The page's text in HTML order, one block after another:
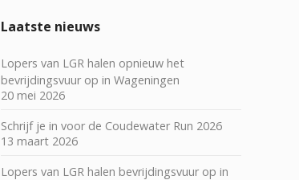
Laatste nieuws
Lopers van LGR halen opnieuw het
bevrijdingsvuur op in Wageningen
20 mei 2026
Schrijf je in voor de Coudewater Run 2026
13 maart 2026
Lopers van LGR halen bevrijdingsvuur op in